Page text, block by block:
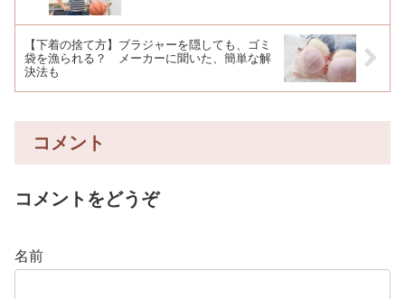
【下着の捨て方】ブラジャーを隠しても、ゴミ
袋を漁られる？ メーカーに聞いた、簡単な解
決法も
コメント
コメントをどうぞ
名前